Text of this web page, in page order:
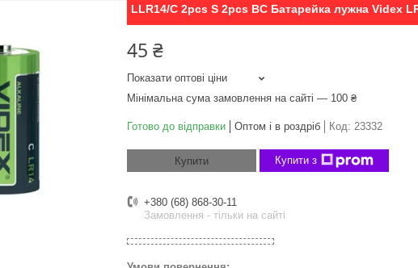
LLR14/C 2pcs S 2pcs BC Батарейка лужна Videx
45 ₴
Показати оптові ціни
Мінімальна сума замовлення на сайті — 100 ₴
Готово до відправки Оптом і в роздріб Код: 23332
Купити Купити з
+380 (68) 868-30-11
Замовлення - тільки на сайті